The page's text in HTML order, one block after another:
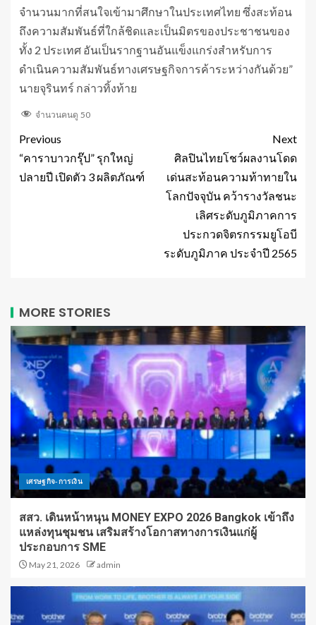
จำนวนมากที่สนใจเข้ามาศึกษาในประเทศไทย ซึ่งสะท้อน
ถึงความสัมพันธ์ที่ใกล้ชิดและเป็นมิตรของประชาชนของ
ทั้ง 2 ประเทศ อันเป็นรากฐานอันแข็งแกร่งสำหรับการ
ดำเนินความสัมพันธ์ทางเศรษฐกิจการค้าระหว่างกันด้วย”
นายจุรินทร์ กล่าวทิ้งท้าย
จำนวนคนดู 50
Previous
“คาราบาวกรุ๊ป” รุกใหญ่
ปลายปี เปิดตัว 3 ผลิตภัณฑ์
Next
ศิลปินไทยโชว์ผลงานโดด
เด่นสะท้อนความท้าทายใน
โลกปัจจุบัน คว้ารางวัลชนะ
เลิศระดับภูมิภาคการ
ประกวดจิตรกรรมยูโอบี
ระดับภูมิภาค ประจำปี 2565
MORE STORIES
เศรษฐกิจ-การเงิน
สสว. เดินหน้าหนุน MONEY EXPO 2026 Bangkok เข้าถึง
แหล่งทุนชุมชน เสริมสร้างโอกาสทางการเงินแก่ผู้
ประกอบการ SME
May 21, 2026 admin